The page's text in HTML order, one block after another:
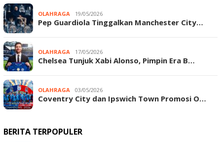
OLAHRAGA 19/05/2026
Pep Guardiola Tinggalkan Manchester City…
OLAHRAGA 17/05/2026
Chelsea Tunjuk Xabi Alonso, Pimpin Era B…
OLAHRAGA 03/05/2026
Coventry City dan Ipswich Town Promosi O…
BERITA TERPOPULER